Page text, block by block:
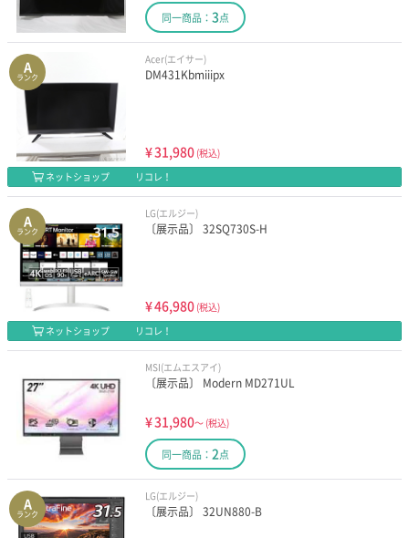
同一商品： 3点
A
ランク
Acer(エイサー)
DM431Kbmiiipx
¥31,980 (税込)
ネットショップ
リコレ！
A
ランク
LG(エルジー)
〔展示品〕 32SQ730S-H
¥46,980 (税込)
ネットショップ
リコレ！
MSI(エムエスアイ)
〔展示品〕 Modern MD271UL
¥31,980～ (税込)
同一商品： 2点
A
ランク
LG(エルジー)
〔展示品〕 32UN880-B